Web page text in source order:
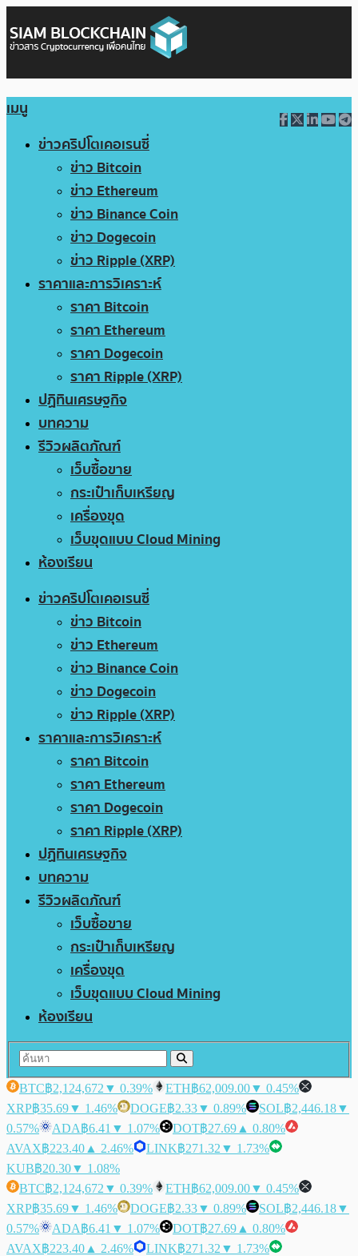
เมนู
ข่าวคริปโตเคอเรนซี่
ข่าว Bitcoin
ข่าว Ethereum
ข่าว Binance Coin
ข่าว Dogecoin
ข่าว Ripple (XRP)
ราคาและการวิเคราะห์
ราคา Bitcoin
ราคา Ethereum
ราคา Dogecoin
ราคา Ripple (XRP)
ปฏิทินเศรษฐกิจ
บทความ
รีวิวผลิตภัณฑ์
เว็บซื้อขาย
กระเป๋าเก็บเหรียญ
เครื่องขุด
เว็บขุดแบบ Cloud Mining
ห้องเรียน
ข่าวคริปโตเคอเรนซี่
ข่าว Bitcoin
ข่าว Ethereum
ข่าว Binance Coin
ข่าว Dogecoin
ข่าว Ripple (XRP)
ราคาและการวิเคราะห์
ราคา Bitcoin
ราคา Ethereum
ราคา Dogecoin
ราคา Ripple (XRP)
ปฏิทินเศรษฐกิจ
บทความ
รีวิวผลิตภัณฑ์
เว็บซื้อขาย
กระเป๋าเก็บเหรียญ
เครื่องขุด
เว็บขุดแบบ Cloud Mining
ห้องเรียน
BTC฿2,124,672 ▼ 0.39% ETH฿62,009.00▼ 0.45%
XRP฿35.69▼ 1.46% DOGE฿2.33▼ 0.89% SOL฿2,446.18▼
0.57%
ADA฿6.41 ▼ 1.07% DOT฿27.69 ▲ 0.80%
AVAX฿223.40 ▲ 2.46% LINK฿271.32 ▼ 1.73%
KUB฿20.30▼ 1.08%
BTC฿2,124,672 ▼ 0.39% ETH฿62,009.00▼ 0.45%
XRP฿35.69▼ 1.46% DOGE฿2.33▼ 0.89% SOL฿2,446.18▼
0.57%
ADA฿6.41 ▼ 1.07% DOT฿27.69 ▲ 0.80%
AVAX฿223.40 ▲ 2.46% LINK฿271.32 ▼ 1.73%